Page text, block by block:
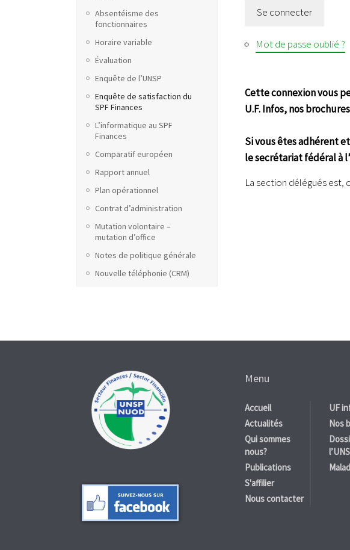
Se connecter
Mot de passe oublié ?
Cette connexion vous
U.F. Infos, nos
Si vous êtes adhérent
le secrétariat fédéral à
La section délégués est,
Absentéisme des
fonctionnaires
Horaire variable
Évaluation
Enquête de l’UNSP
Enquête de satisfaction du
SPF Finances
L’informatique au SPF
Finances
Comparatif européen
Rapport annuel
Plan opérationnel
Contrat d’administration
Mutation volontaire –
mutation d’office
Notes de politique générale
Nouvelle téléphonie (CRM)
Menu
Accueil
Actualités
Qui sommes
nous?
Publications
S'affilier
Nous contacter
UF
Nos